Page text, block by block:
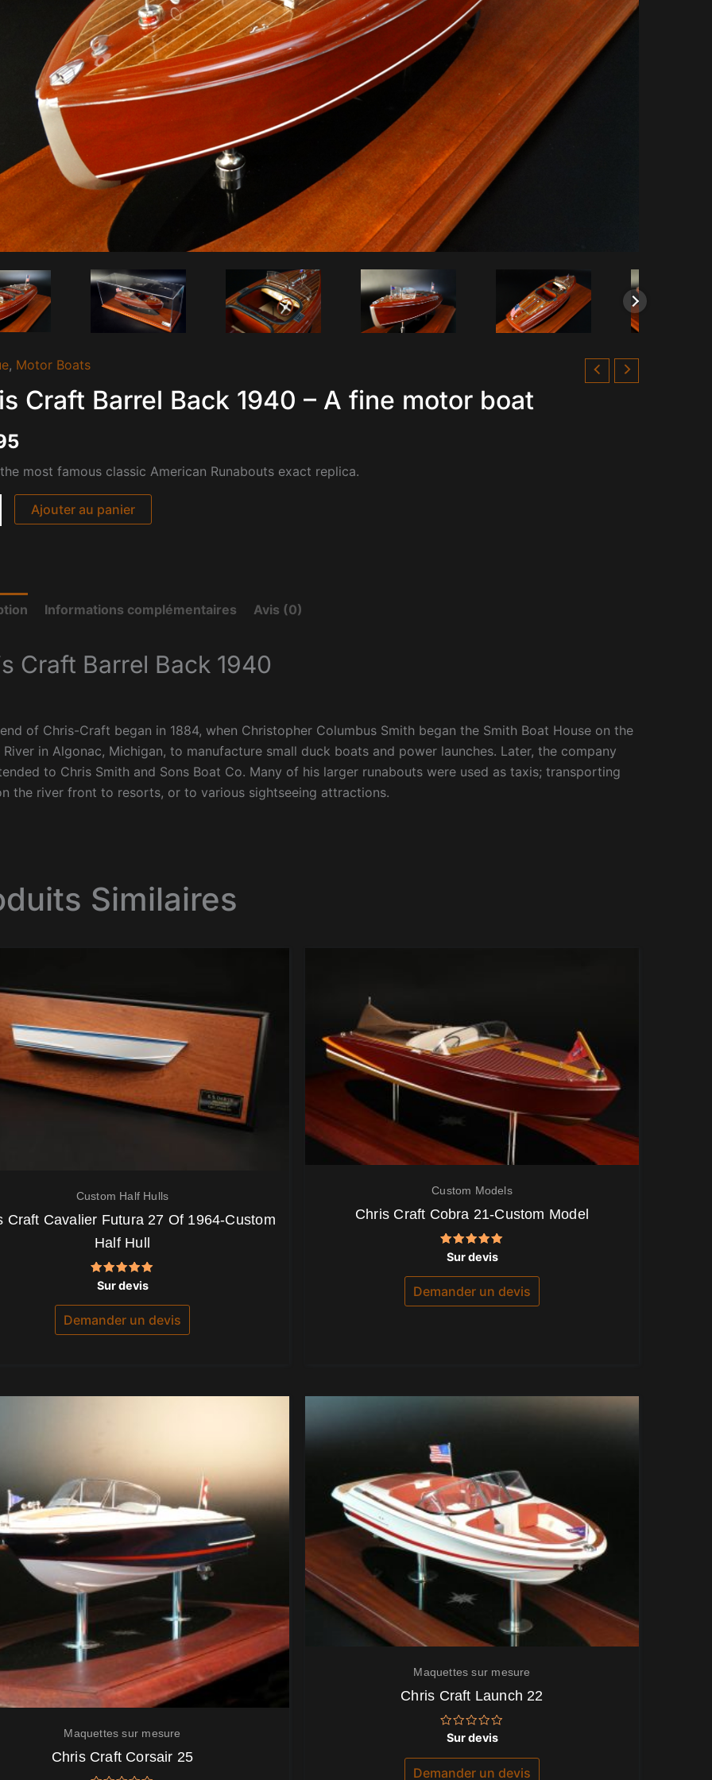
, Motor Boats
Craft Barrel Back 1940 – A fine motor boat
most famous classic American Runabouts exact replica.
Ajouter au panier
Informations complémentaires Avis (0)
Craft Barrel Back 1940
of Chris-Craft began in 1884, when Christopher Columbus Smith began the Smith Boat House on the
River in Algonac, Michigan, to manufacture small duck boats and power launches. Later, the company
to Chris Smith and Sons Boat Co. Many of his larger runabouts were used as taxis; transporting
the river front to resorts, or to various sightseeing attractions.
Similaires
Custom Half Hulls
Craft Cavalier Futura 27 Of 1964-Custom
Half Hull
Note
5.00
sur 5
Sur devis
Demander un devis
Custom Models
Chris Craft Cobra 21-Custom Model
Note
5.00
sur 5
Sur devis
Demander un devis
Maquettes sur mesure
Chris Craft Corsair 25
Maquettes sur mesure
Chris Craft Launch 22
Note
sur
Sur devis
Demander un devis